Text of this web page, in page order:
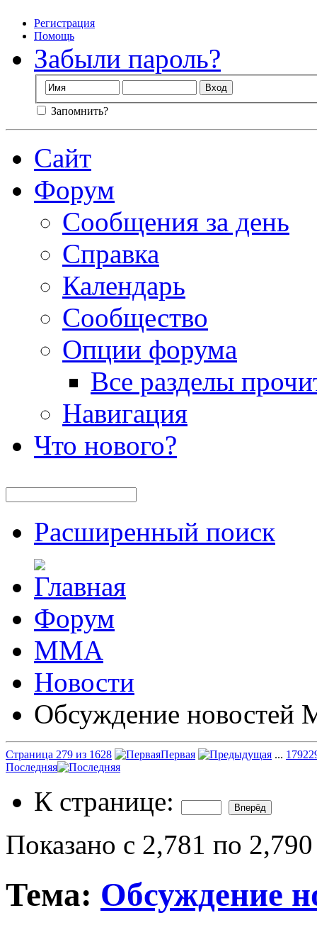
Регистрация
Помощь
Забыли пароль?
Запомнить?
Сайт
Форум
Сообщения за день
Справка
Календарь
Сообщество
Опции форума
Все разделы
Навигация
Что нового?
Расширенный поиск
Форум
ММА
Новости
Обсуждение
Страница 279 из 1628 Первая ... 179
Последняя
К странице:
Показано с 2,781 по
Тема: Обсуждение